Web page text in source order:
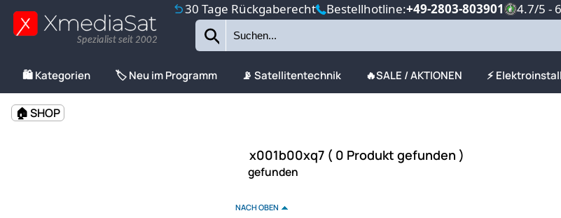
30 Tage Rückgaberecht Bestellhotline:+49-2803-803901 4.7/5 -
Spezialist seit 2002
🛍️ Kategorien 🏷️ Neu im Programm 📡 Satellitentechnik 🔥SALE / AKTIONEN ⚡
🏠 SHOP
x001b00xq7 ( 0 Produkt gefunden )
gefunden
NACH OBEN